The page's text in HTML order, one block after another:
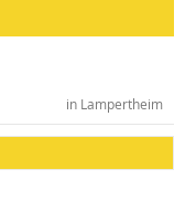
in Lampertheim